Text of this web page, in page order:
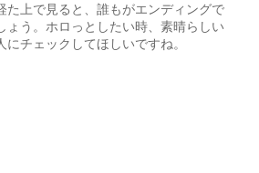
た上で見ると、誰もがエンディングで
ょう。ホロっとしたい時、素晴らしい
チェックしてほしいですね。